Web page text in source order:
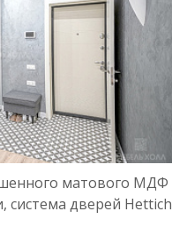
матового МДФ
система дверей Hettich